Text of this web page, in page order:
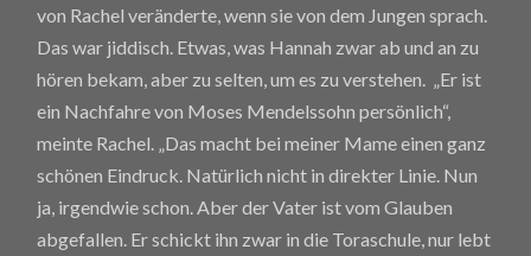
von Rachel veränderte, wenn sie von dem Jungen sprach.
Das war jiddisch. Etwas, was Hannah zwar ab und an zu
hören bekam, aber zu selten, um es zu verstehen. „Er ist
ein Nachfahre von Moses Mendelssohn persönlich“,
meinte Rachel. „Das macht bei meiner Mame einen ganz
schönen Eindruck. Natürlich nicht in direkter Linie. Nun
ja, irgendwie schon. Aber der Vater ist vom Glauben
abgefallen. Er schickt ihn zwar in die Toraschule, nur lebt